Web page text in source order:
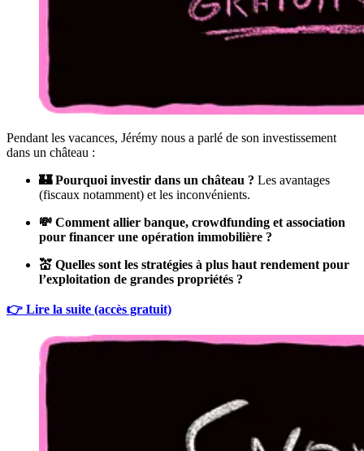
Pendant les vacances, Jérémy nous a parlé de son investissement
dans un château :
🏰 Pourquoi investir dans un château ? Les avantages
(fiscaux notamment) et les inconvénients.
💸 Comment allier banque, crowdfunding et association
pour financer une opération immobilière ?
💒 Quelles sont les stratégies à plus haut rendement pour
l’exploitation de grandes propriétés ?
👉 Lire la suite (accès gratuit)